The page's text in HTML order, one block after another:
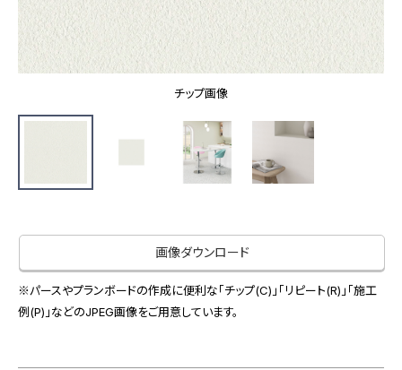
#リリカラのある暮らし
ショールーム トップ
東京ショールーム
大阪ショールーム
お客様サポート
お客様サポート トップ
画像ダウンロード
お役立ち資料
サンプル・カタログ請求／お問い合わせ（ビジネスのお客様）
非住宅案件に関するお問い合わせ
スペースソリューション事業
オフィスソリューション事業
会社情報
チップ画像
画像ダウンロード
※パースやプランボードの作成に便利な「チップ(C)」「リピート(R)」「施工
例(P)」などのJPEG画像をご用意しています。